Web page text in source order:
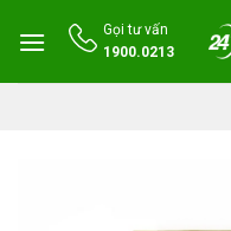
Gọi tư vấn
1900.0213